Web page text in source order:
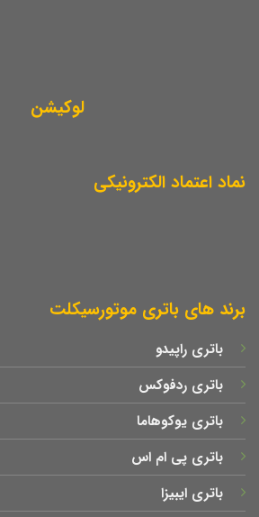
لوکیشن
نماد اعتماد الکترونیکی
برند های باتری موتورسیکلت
باتری راپیدو
باتری ردفوکس
باتری یوکوهاما
باتری پی ام اس
باتری ایبیزا